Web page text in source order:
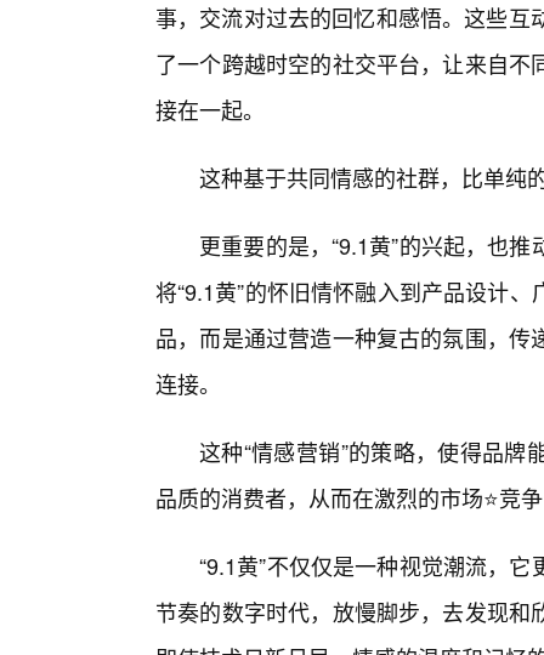
事，交流对过去的回忆和感悟。这些互
了一个跨越时空的社交平台，让来自
接在一起。
这种基于共同情感的社群，比单纯
更重要的是，“9.1黄”的兴起，也
将“9.1黄”的怀旧情怀融入到产品设计
品，而是通过营造一种复古的氛围，
连接。
这种“情感营销”的策略，使得品
品质的消费者，从而在激烈的市场⭐竞
“9.1黄”不仅仅是一种视觉潮流，
节奏的数字时代，放慢脚步，去发现